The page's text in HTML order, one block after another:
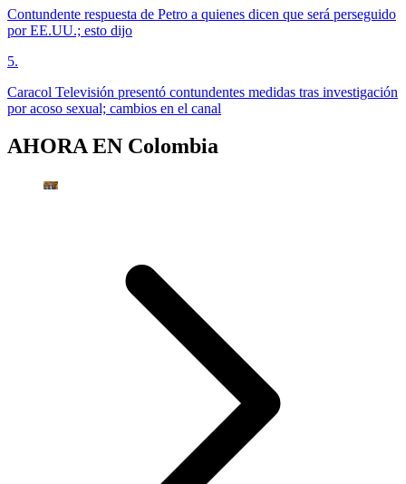
Contundente respuesta de Petro a quienes dicen que será perseguido
por EE.UU.; esto dijo
5.
Caracol Televisión presentó contundentes medidas tras investigación
por acoso sexual; cambios en el canal
AHORA EN Colombia